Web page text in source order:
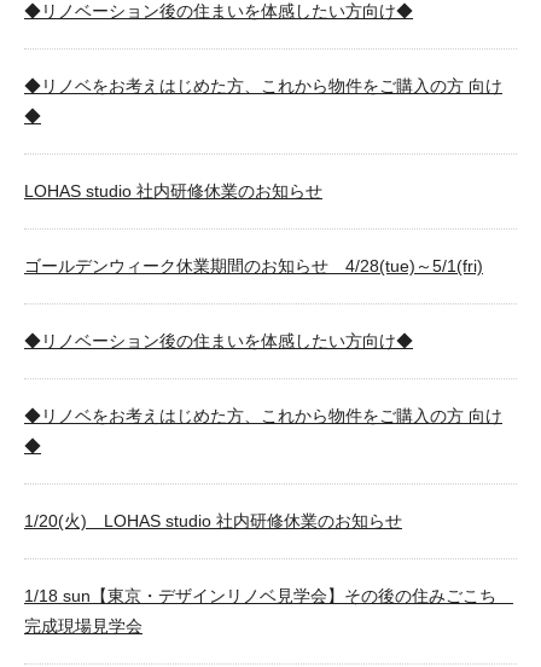
◆リノベーション後の住まいを体感したい方向け◆
◆リノベをお考えはじめた方、これから物件をご購入の方 向け
◆
LOHAS studio 社内研修休業のお知らせ
ゴールデンウィーク休業期間のお知らせ 4/28(tue)～5/1(fri)
◆リノベーション後の住まいを体感したい方向け◆
◆リノベをお考えはじめた方、これから物件をご購入の方 向け
◆
1/20(火) LOHAS studio 社内研修休業のお知らせ
1/18 sun【東京・デザインリノベ見学会】その後の住みごこち
完成現場見学会